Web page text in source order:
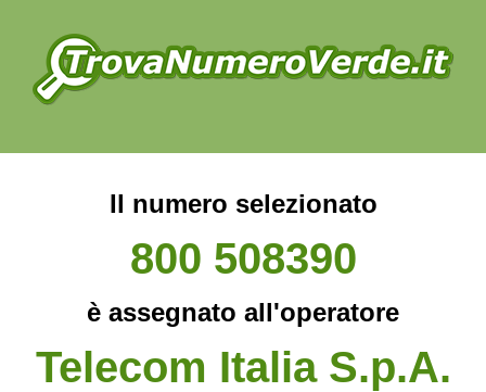
Il numero selezionato
800 508390
è assegnato all'operatore
Telecom Italia S.p.A.